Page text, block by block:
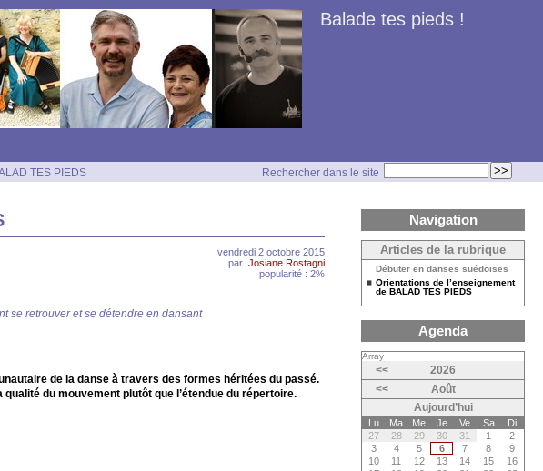
Balade tes pieds !
Rechercher dans le site
TES PIEDS
vendredi 2 octobre 2015
par Josiane Rostagni
popularité : 2%
se retrouver et se détendre en dansant
de la danse à travers des formes héritées du passé.
du mouvement plutôt que l’étendue du répertoire.
Navigation
Articles de la rubrique
Débuter en danses suédoises
Orientations de l’enseignement
de BALAD TES PIEDS
Agenda
Array
<<
2026
<<
Août
Aujourd’hui
Lu Ma Me Je Ve Sa
Di
27
28 29 30 31 1
2
3
4 5 6 7 8
9
10
11 12 13 14 15
16